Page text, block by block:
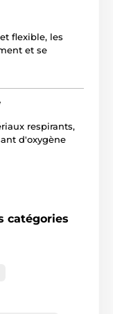
flexible, les
et se
respirants,
d'oxygène
catégories